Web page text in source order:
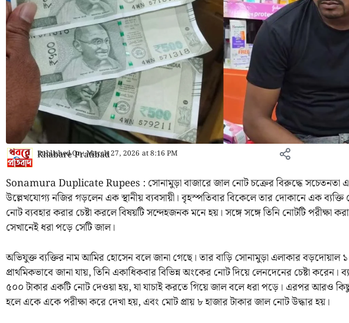
Khabare Pratibad
Published On:March 27, 2026 at8:16 PM
Sonamura Duplicate Rupees : সোনামুড়া বাজারে জাল নোট চক্রের বিরুদ্ধে সচেতনতা
উল্লেখযোগ্য নজির গড়লেন এক স্থানীয় ব্যবসায়ী। বৃহস্পতিবার বিকেলে তার দোকানে এক
নোট ব্যবহার করার চেষ্টা করলে বিষয়টি সন্দেহজনক মনে হয়। সঙ্গে সঙ্গে তিনি নোটটি পরীক্ষা
সেখানেই ধরা পড়ে সেটি জাল।
অভিযুক্ত ব্যক্তির নাম আমির হোসেন বলে জানা গেছে। তার বাড়ি সোনামুড়া এলাকার বড়দোয়াল ১
প্রাথমিকভাবে জানা যায়, তিনি একাধিকবার বিভিন্ন অংকের নোট দিয়ে লেনদেনের চেষ্টা করেন।
৫০০ টাকার একটি নোট দেওয়া হয়, যা যাচাই করতে গিয়ে জাল বলে ধরা পড়ে। এরপর আরও
হলে একে একে পরীক্ষা করে দেখা হয়, এবং মোট প্রায় ৮ হাজার টাকার জাল নোট উদ্ধার হয়।